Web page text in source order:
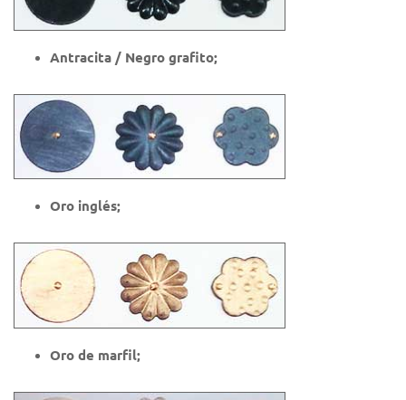
Antracita / Negro grafito;
Oro inglés;
Oro de marfil;